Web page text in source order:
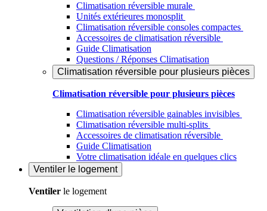
Climatisation réversible murale
Unités extérieures monosplit
Climatisation réversible consoles compactes
Accessoires de climatisation réversible
Guide Climatisation
Questions / Réponses Climatisation
Climatisation réversible pour plusieurs pièces
Climatisation réversible pour plusieurs pièces
Climatisation réversible gainables invisibles
Climatisation réversible multi-splits
Accessoires de climatisation réversible
Guide Climatisation
Votre climatisation idéale en quelques clics
Ventiler le logement
Ventiler le logement